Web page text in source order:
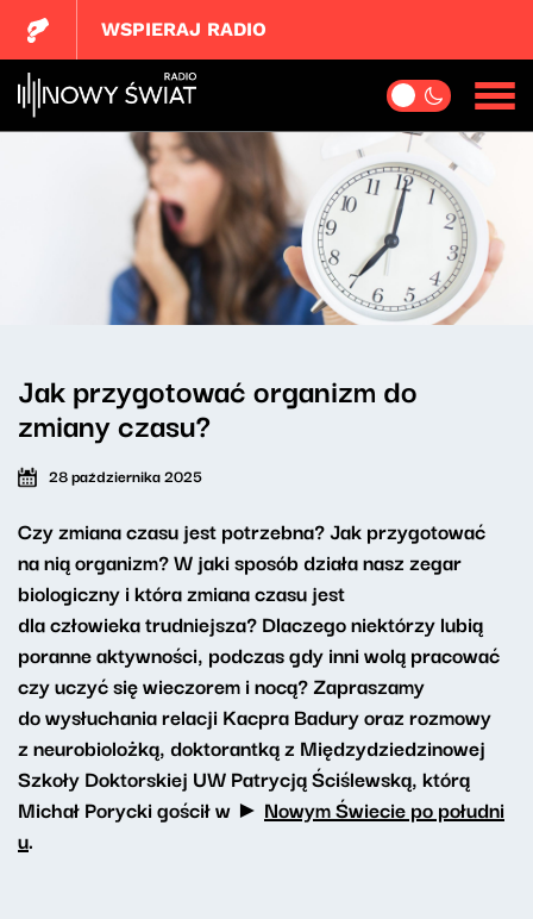
WSPIERAJ RADIO
Jak przygotować organizm do
zmiany czasu?
28 października 2025
Czy zmiana czasu jest potrzebna? Jak przygotować
na nią organizm? W jaki sposób działa nasz zegar
biologiczny i która zmiana czasu jest
dla człowieka trudniejsza? Dlaczego niektórzy lubią
poranne aktywności, podczas gdy inni wolą pracować
czy uczyć się wieczorem i nocą? Zapraszamy
do wysłuchania relacji Kacpra Badury oraz rozmowy
z neurobiolożką, doktorantką z Międzydziedzinowej
Szkoły Doktorskiej UW Patrycją Ściślewską, którą
Michał Porycki gościł w ► Nowym Świecie po południ
u.